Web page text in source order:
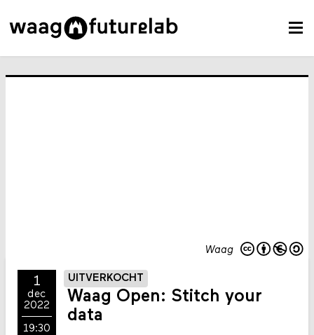
Waag
1
dec
2022
19:30
UITVERKOCHT
Waag Open: Stitch your
data